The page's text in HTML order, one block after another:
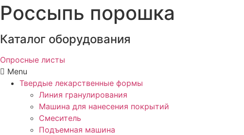
Россыпь порошка
Каталог оборудования
Опросные листы
Menu
Твердые лекарственные формы
Линия гранулирования
Машина для нанесения покрытий
Смеситель
Подъемная машина